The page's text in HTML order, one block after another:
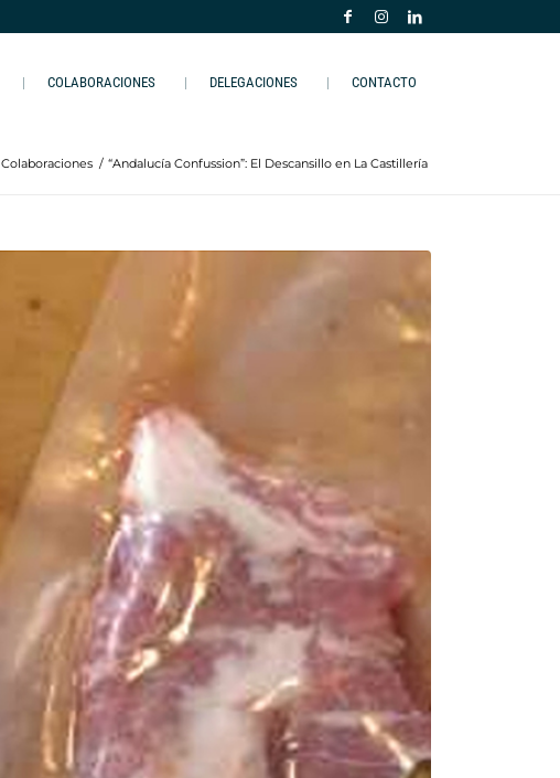
COLABORACIONES DELEGACIONES CONTACTO
Colaboraciones / “Andalucía Confussion”: El Descansillo en La Castillería